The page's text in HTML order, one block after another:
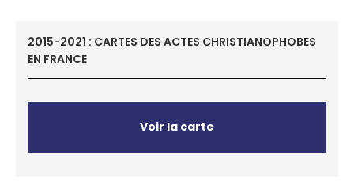
2015-2021 : CARTES DES ACTES CHRISTIANOPHOBES
EN FRANCE
Voir la carte